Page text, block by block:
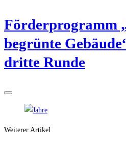
För­der­pro­gramm
begrün­te
drit­te Runde
Weiterer Artikel